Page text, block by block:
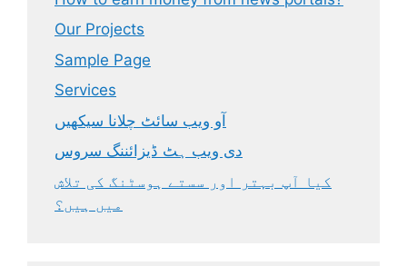
Our Projects
Sample Page
Services
آو ویب سائٹ چلانا سیکھیں
دی ویب ہٹ ڈیزائننگ سروس
کیا آپ بہتر اور سستے ہوسٹنگ کی تلاش
میں ہیں؟